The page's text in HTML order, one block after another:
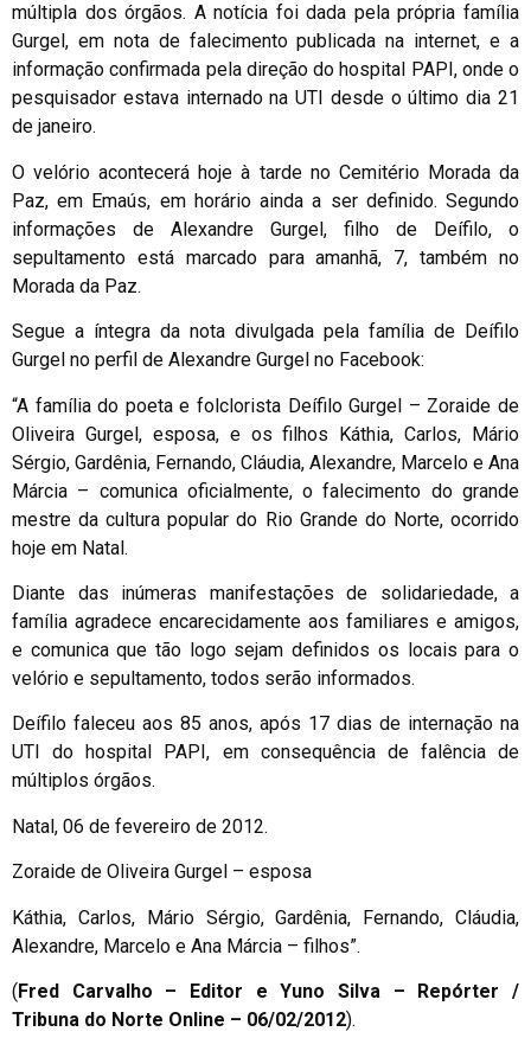
múltipla dos órgãos. A notícia foi dada pela própria família
Gurgel, em nota de falecimento publicada na internet, e a
informação confirmada pela direção do hospital PAPI, onde o
pesquisador estava internado na UTI desde o último dia 21
de janeiro.
O velório acontecerá hoje à tarde no Cemitério Morada da
Paz, em Emaús, em horário ainda a ser definido. Segundo
informações de Alexandre Gurgel, filho de Deífilo, o
sepultamento está marcado para amanhã, 7, também no
Morada da Paz.
Segue a íntegra da nota divulgada pela família de Deífilo
Gurgel no perfil de Alexandre Gurgel no Facebook:
“A família do poeta e folclorista Deífilo Gurgel – Zoraide de
Oliveira Gurgel, esposa, e os filhos Káthia, Carlos, Mário
Sérgio, Gardênia, Fernando, Cláudia, Alexandre, Marcelo e Ana
Márcia – comunica oficialmente, o falecimento do grande
mestre da cultura popular do Rio Grande do Norte, ocorrido
hoje em Natal.
Diante das inúmeras manifestações de solidariedade, a
família agradece encarecidamente aos familiares e amigos,
e comunica que tão logo sejam definidos os locais para o
velório e sepultamento, todos serão informados.
Deífilo faleceu aos 85 anos, após 17 dias de internação na
UTI do hospital PAPI, em consequência de falência de
múltiplos órgãos.
Natal, 06 de fevereiro de 2012.
Zoraide de Oliveira Gurgel – esposa
Káthia, Carlos, Mário Sérgio, Gardênia, Fernando, Cláudia,
Alexandre, Marcelo e Ana Márcia – filhos”.
(Fred Carvalho
– Editor e Yuno Silva – Repórter /
Tribuna do Norte Online – 06/02/2012).